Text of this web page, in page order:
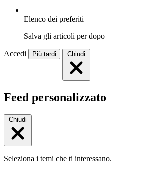
Elenco dei preferiti
Salva gli articoli per dopo
Accedi Più tardi Chiudi
Feed personalizzato
Chiudi
Seleziona i temi che ti interessano.